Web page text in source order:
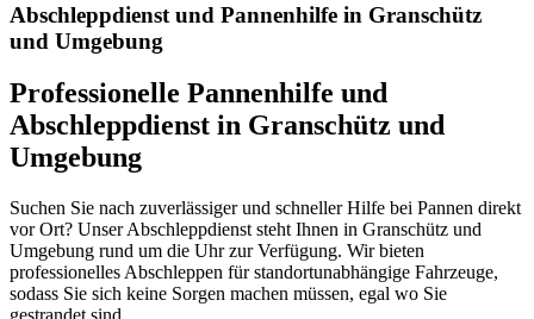
Abschleppdienst und Pannenhilfe in Granschütz
und Umgebung
Professionelle Pannenhilfe und
Abschleppdienst in Granschütz und
Umgebung
Suchen Sie nach zuverlässiger und schneller Hilfe bei Pannen direkt
vor Ort? Unser Abschleppdienst steht Ihnen in Granschütz und
Umgebung rund um die Uhr zur Verfügung. Wir bieten
professionelles Abschleppen für standortunabhängige Fahrzeuge,
sodass Sie sich keine Sorgen machen müssen, egal wo Sie